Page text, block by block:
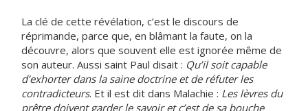
La clé de cette révélation, c’est le discours de
réprimande, parce que, en blâmant la faute, on la
découvre, alors que souvent elle est ignorée même de
son auteur. Aussi saint Paul disait : Qu’il soit capable
d’exhorter dans la saine doctrine et de réfuter les
contradicteurs. Et il est dit dans Malachie : Les lèvres du
prêtre doivent garder le savoir et c’est de sa bouche